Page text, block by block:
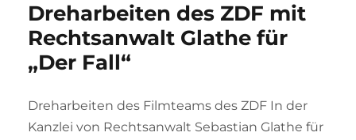
Dreharbeiten des ZDF mit
Rechtsanwalt Glathe für
„Der Fall“
Dreharbeiten des Filmteams des ZDF In der
Kanzlei von Rechtsanwalt Sebastian Glathe für